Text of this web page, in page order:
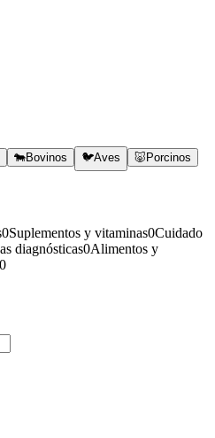
🐄Bovinos 🐦Aves 🐷 Porcinos
0Suplementos y vitaminas0Cuidado
diagnósticas0Alimentos y
0